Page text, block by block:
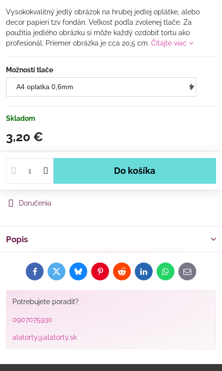
Vysokokvalitný jedlý obrázok na hrubej jedlej oplátke, alebo
decor papieri tzv fondán. Veľkosť podľa zvolenej tlače. Za
použitia jedlého obrázku si môže každý ozdobiť tortu ako
profesionál. Priemer obrázka je cca 20,5 cm. Čítajte viac
Možnosti tlače
Skladom
3,20 €
Do košíka
Doručenia
Popis
FacebookTwitterBlueskyPinterestRedditLinkedInWhatsApp
E-
mail
Potrebujete poradiť?
0907075930
alatorty@alatorty.sk